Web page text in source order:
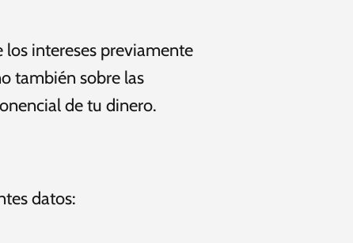
los intereses previamente
también sobre las
de tu dinero.
datos: